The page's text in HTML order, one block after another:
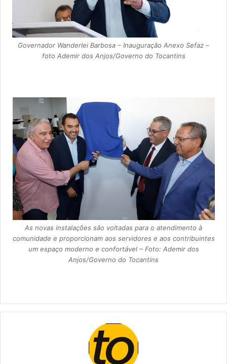
Governador Wanderlei Barbosa – Inauguração Anexo Sefaz –
foto Ademir dos Anjos/Governo do Tocantins
As novas instalações são voltadas para o atendimento à
comunidade e proporcionam aos servidores e aos contribuintes
um espaço moderno e confortável – Foto: Ademir dos
Anjos/Governo do Tocantins